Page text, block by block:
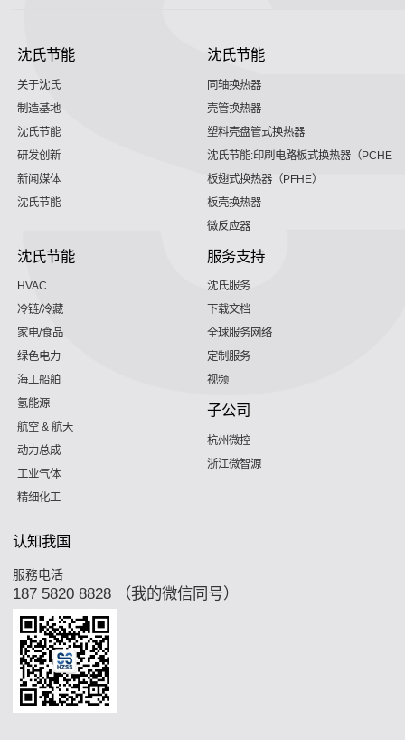
沈氏节能
关于沈氏
制造基地
沈氏节能
研发创新
新闻媒体
沈氏节能
沈氏节能
同轴换热器
壳管换热器
塑料壳盘管式换热器
沈氏节能:印刷电路板式换热器（PCHE）
板翅式换热器（PFHE）
板壳换热器
微反应器
沈氏节能
HVAC
冷链/冷藏
家电/食品
绿色电力
海工船舶
氢能源
航空 & 航天
动力总成
工业气体
精细化工
服务支持
沈氏服务
下载文档
全球服务网络
定制服务
视频
子公司
杭州微控
浙江微智源
认知我国
服務电活
187 5820 8828 （我的微信同号）